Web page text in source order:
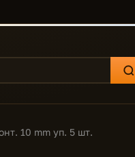
10 mm уп. 5 шт.